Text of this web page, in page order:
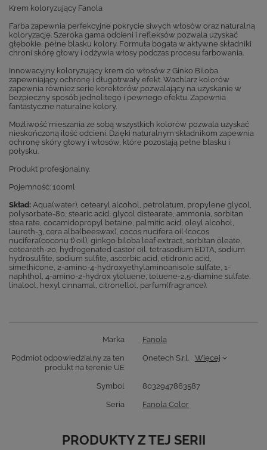
Krem koloryzujący Fanola
Farba zapewnia perfekcyjne pokrycie siwych włosów oraz naturalną
koloryzację. Szeroka gama odcieni i refleksów pozwala uzyskać
głębokie, pełne blasku kolory. Formuła bogata w aktywne składniki
chroni skórę głowy i odżywia włosy podczas procesu farbowania.
Innowacyjny koloryzujący krem do włosów z Ginko Biloba
zapewniający ochronę i długotrwały efekt. Wachlarz kolorów
zapewnia również serie korektorów pozwalający na uzyskanie w
bezpieczny sposób jednolitego i pewnego efektu. Zapewnia
fantastyczne naturalne kolory.
Możliwość mieszania ze sobą wszystkich kolorów pozwala uzyskać
nieskończoną ilość odcieni. Dzięki naturalnym składnikom zapewnia
ochronę skóry głowy i włosów, które pozostają pełne blasku i
połysku.
Produkt profesjonalny.
Pojemność: 100ml
Skład: Aqua(water), cetearyl alcohol, petrolatum, propylene glycol,
polysorbate-80, stearic acid, glycol distearate, ammonia, sorbitan
stea rate, cocamidopropyl betaine, palmitic acid, oleyl alcohol,
laureth-3, cera alba(beeswax), cocos nucifera oil (cocos
nucifera(coconu t) oil), ginkgo biloba leaf extract, sorbitan oleate,
ceteareth-20, hydrogenated castor oil, tetrasodium EDTA, sodium
hydrosulfite, sodium sulfite, ascorbic acid, etidronic acid,
simethicone, 2-amino-4-hydroxyethylaminoanisole sulfate, 1-
naphthol, 4-amino-2-hydrox ytoluene, toluene-2,5-diamine sulfate,
linalool, hexyl cinnamal, citronellol, parfum(fragrance).
Marka Fanola
Podmiot odpowiedzialny za ten
produkt na terenie UE
Onetech S.r.l. Więcej
Symbol 8032947863587
Seria Fanola Color
PRODUKTY Z TEJ SERII